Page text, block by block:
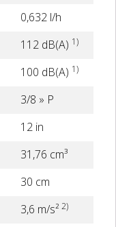
0,632 l/h
112 dB(A) 1)
100 dB(A) 1)
3/8 » P
12 in
31,76 cm³
30 cm
3,6 m/s² 2)